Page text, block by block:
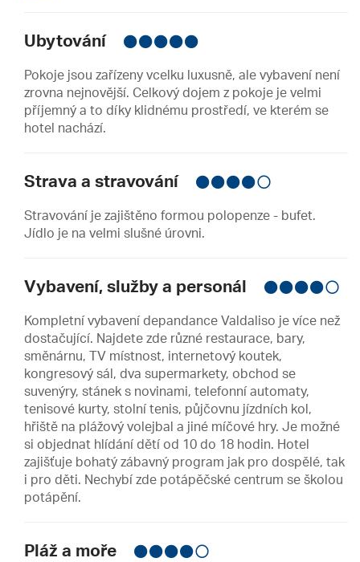
Ubytování
Pokoje jsou zařízeny vcelku luxusně, ale vybavení není
zrovna nejnovější. Celkový dojem z pokoje je velmi
příjemný a to díky klidnému prostředí, ve kterém se
hotel nachází.
Strava a stravování
Stravování je zajištěno formou polopenze - bufet.
Jídlo je na velmi slušné úrovni.
Vybavení, služby a personál
Kompletní vybavení depandance Valdaliso je více než
dostačující. Najdete zde různé restaurace, bary,
směnárnu, TV místnost, internetový koutek,
kongresový sál, dva supermarkety, obchod se
suvenýry, stánek s novinami, telefonní automaty,
tenisové kurty, stolní tenis, půjčovnu jízdních kol,
hřiště na plážový volejbal a jiné míčové hry. Je možné
si objednat hlídání dětí od 10 do 18 hodin. Hotel
zajišťuje bohatý zábavný program jak pro dospělé, tak
i pro děti. Nechybí zde potápěčské centrum se školou
potápění.
Pláž a moře